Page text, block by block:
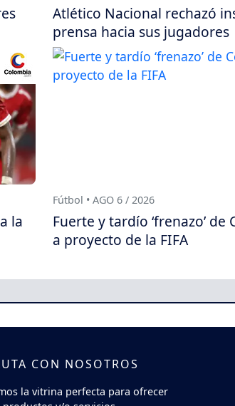
Atlético Nacional rechazó
prensa hacia sus jugadores
la
Fútbol • AGO 6 / 2026
Fuerte y tardío ‘frenazo’ de
a proyecto de la FIFA
CON NOSOTROS
la vitrina perfecta para ofrecer